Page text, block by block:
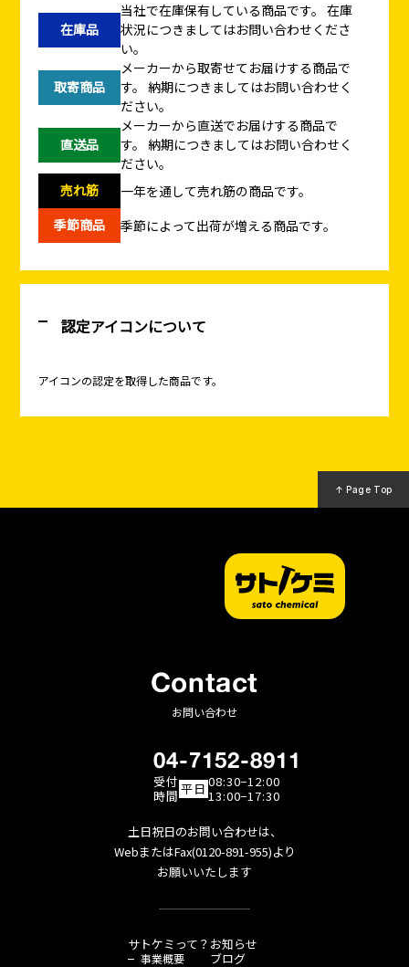
在庫品
当社で在庫保有している商品です。 在庫
状況につきましてはお問い合わせくださ
い。
取寄商品
メーカーから取寄せてお届けする商品で
す。 納期につきましてはお問い合わせく
ださい。
直送品
メーカーから直送でお届けする商品で
す。 納期につきましてはお問い合わせく
ださい。
売れ筋
一年を通して売れ筋の商品です。
季節商品
季節によって出荷が増える商品です。
認定アイコンについて
アイコンの認定を取得した商品です。
↑ Page Top
Contact
お問い合わせ
04-7152-8911
受付
時間平日 08:30−12:00
13:00−17:30
土日祝日のお問い合わせは、
WebまたはFax(0120-891-955)より
お願いいたします
サトケミって？
事業概要
お知らせ
ブログ